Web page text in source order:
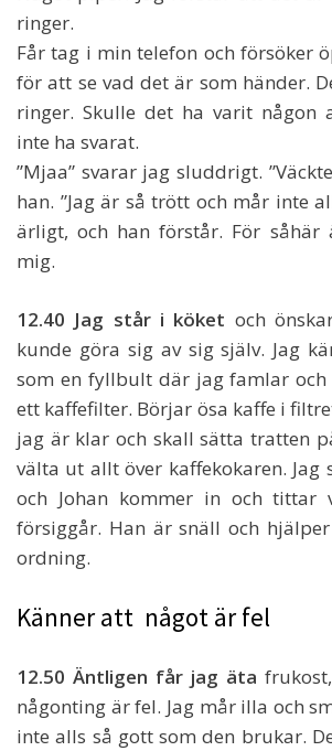
ringer.
Får tag i min telefon och försöker
för att se vad det är som händer.
ringer. Skulle det ha varit någon
inte ha svarat.
”Mjaa” svarar jag sluddrigt.
han. ”Jag är så trött och mår inte
ärligt, och han förstår. För såhär
mig.
12.40 Jag står i köket och
kunde göra sig av sig själv. Jag
som en fyllbult där jag famlar
ett kaffefilter. Börjar ösa kaffe i
jag är klar och skall sätta tratten
välta ut allt över kaffekokaren. Jag
och Johan kommer in och tittar
försiggår. Han är snäll och
ordning.
Känner att något är fel
12.50 Äntligen får jag äta
någonting är fel. Jag mår illa och
inte alls så gott som den brukar.